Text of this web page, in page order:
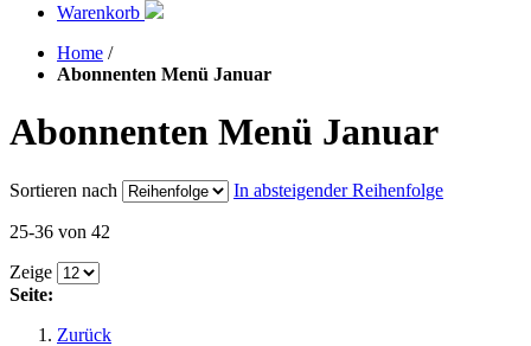
Warenkorb
Home /
Abonnenten Menü Januar
Abonnenten Menü Januar
Sortieren nach In absteigender Reihenfolge
25-36 von 42
Zeige
Seite:
Zurück